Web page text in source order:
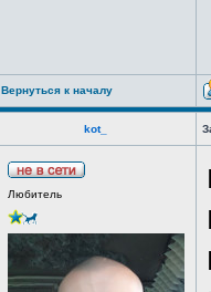
Вернуться к началу
kot_
Любитель